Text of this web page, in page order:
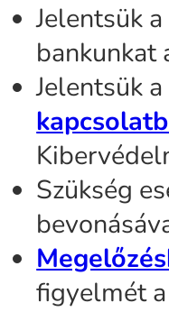
Jelentsük
bankunkat
Jelentsük
Szükség
figyelmét